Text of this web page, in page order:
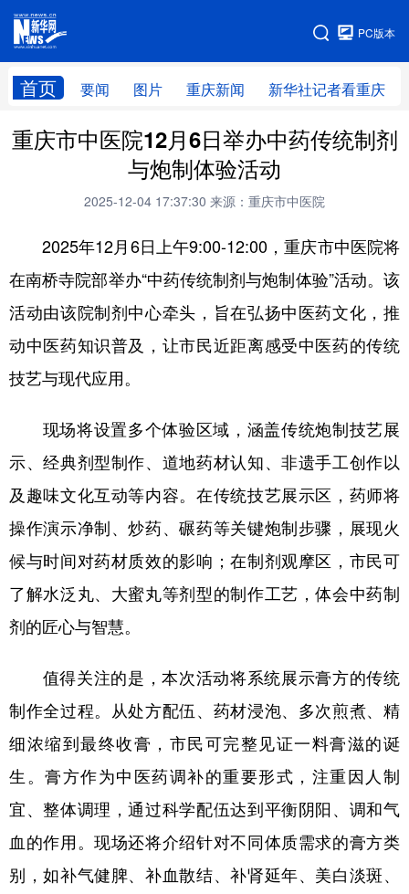
PC版本
首页 要闻 图片 重庆新闻 新华社记者看重庆
网站地图
重庆市中医院12月6日举办中药传统制剂
与炮制体验活动
2025-12-04 17:37:30 来源：重庆市中医院
2025年12月6日上午9:00-12:00，重庆市中医院将
在南桥寺院部举办“中药传统制剂与炮制体验”活动。该
活动由该院制剂中心牵头，旨在弘扬中医药文化，推
动中医药知识普及，让市民近距离感受中医药的传统
技艺与现代应用。
现场将设置多个体验区域，涵盖传统炮制技艺展
示、经典剂型制作、道地药材认知、非遗手工创作以
及趣味文化互动等内容。在传统技艺展示区，药师将
操作演示净制、炒药、碾药等关键炮制步骤，展现火
候与时间对药材质效的影响；在制剂观摩区，市民可
了解水泛丸、大蜜丸等剂型的制作工艺，体会中药制
剂的匠心与智慧。
值得关注的是，本次活动将系统展示膏方的传统
制作全过程。从处方配伍、药材浸泡、多次煎煮、精
细浓缩到最终收膏，市民可完整见证一料膏滋的诞
生。膏方作为中医药调补的重要形式，注重因人制
宜、整体调理，通过科学配伍达到平衡阴阳、调和气
血的作用。现场还将介绍针对不同体质需求的膏方类
别，如补气健脾、补血散结、补肾延年、美白淡斑、